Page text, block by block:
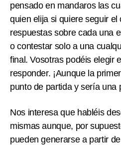
pensado en mandaros las
quien elija si quiere seguir
respuestas sobre cada una
o contestar solo a una
final. Vosotras podéis elegir
responder. ¡Aunque la
punto de partida y sería una
Nos interesa que habléis
mismas aunque, por
pueden generarse a partir